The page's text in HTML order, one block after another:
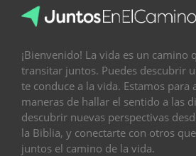
¡Bienvenido! La vida es un camino
transitar juntos. Puedes descubrir
te conduce a la vida. Estamos para
maneras de hallar el sentido a las
descubrir nuevas perspectivas
la Biblia, y conectarte con otros
juntos el camino de la vida.